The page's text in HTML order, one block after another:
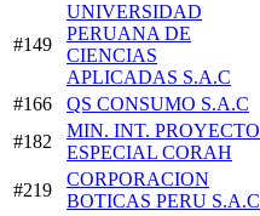
#149
UNIVERSIDAD
PERUANA DE
CIENCIAS
APLICADAS S.A.C
#166 QS CONSUMO S.A.C
#182
MIN. INT. PROYECTO
ESPECIAL CORAH
#219
CORPORACION
BOTICAS PERU S.A.C